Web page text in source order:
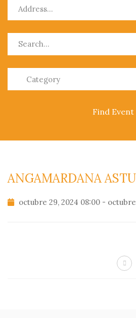
ANGAMARDANA
octubre 29, 2024 08:00 - octubre